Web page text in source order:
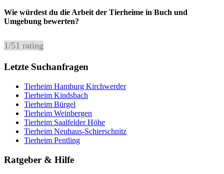
Wie würdest du die Arbeit der Tierheime in Buch und
Umgebung bewerten?
1/51 rating
Letzte Suchanfragen
Tierheim Hamburg Kirchwerder
Tierheim Kindsbach
Tierheim Bürgel
Tierheim Weinbergen
Tierheim Saalfelder Höhe
Tierheim Neuhaus-Schierschnitz
Tierheim Pentling
Ratgeber & Hilfe